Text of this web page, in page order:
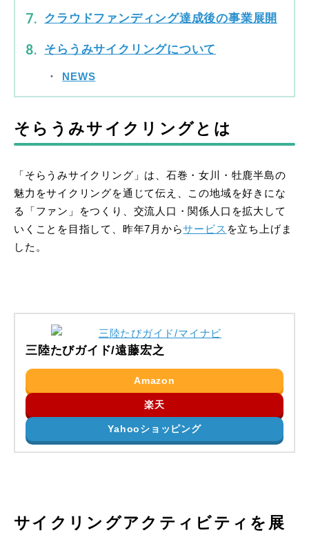
クラウドファンディング達成後の事業展開
そらうみサイクリングについて
NEWS
そらうみサイクリングとは
「そらうみサイクリング」は、石巻・女川・牡鹿半島の
魅力をサイクリングを通じて伝え、この地域を好きにな
る「ファン」をつくり、交流人口・関係人口を拡大して
いくことを目指して、昨年7月からサービス を立ち上げま
した。
三陸たびガイド/遠藤宏之
Amazon
楽天
Yahooショッピング
サイクリングアクティビティを展